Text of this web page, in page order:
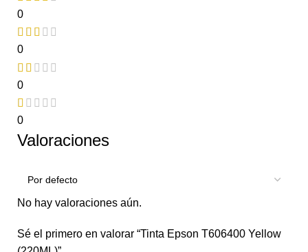
0
0
0
0
Valoraciones
No hay valoraciones aún.
Sé el primero en valorar “Tinta Epson T606400 Yellow